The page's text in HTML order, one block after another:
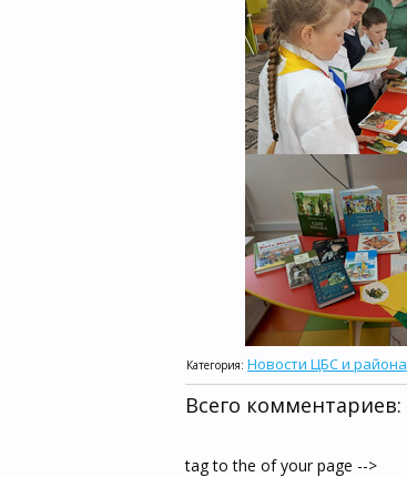
Категория: Новости ЦБС и района
Всего комментариев:
tag to the of your page -->